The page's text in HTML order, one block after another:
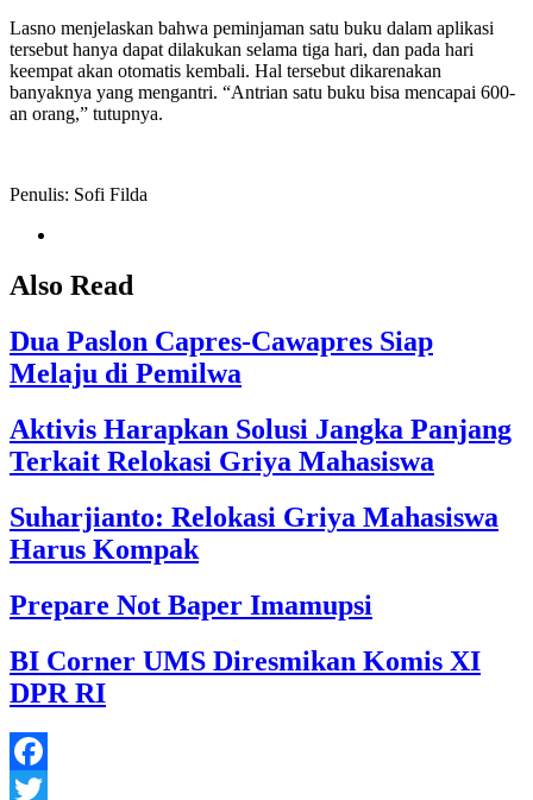
Lasno menjelaskan bahwa peminjaman satu buku dalam aplikasi
tersebut hanya dapat dilakukan selama tiga hari, dan pada hari
keempat akan otomatis kembali. Hal tersebut dikarenakan
banyaknya yang mengantri. “Antrian satu buku bisa mencapai 600-
an orang,” tutupnya.
Penulis: Sofi Filda
Also Read
Dua Paslon Capres-Cawapres Siap
Melaju di Pemilwa
Aktivis Harapkan Solusi Jangka Panjang
Terkait Relokasi Griya Mahasiswa
Suharjianto: Relokasi Griya Mahasiswa
Harus Kompak
Prepare Not Baper Imamupsi
BI Corner UMS Diresmikan Komis XI
DPR RI
Facebook